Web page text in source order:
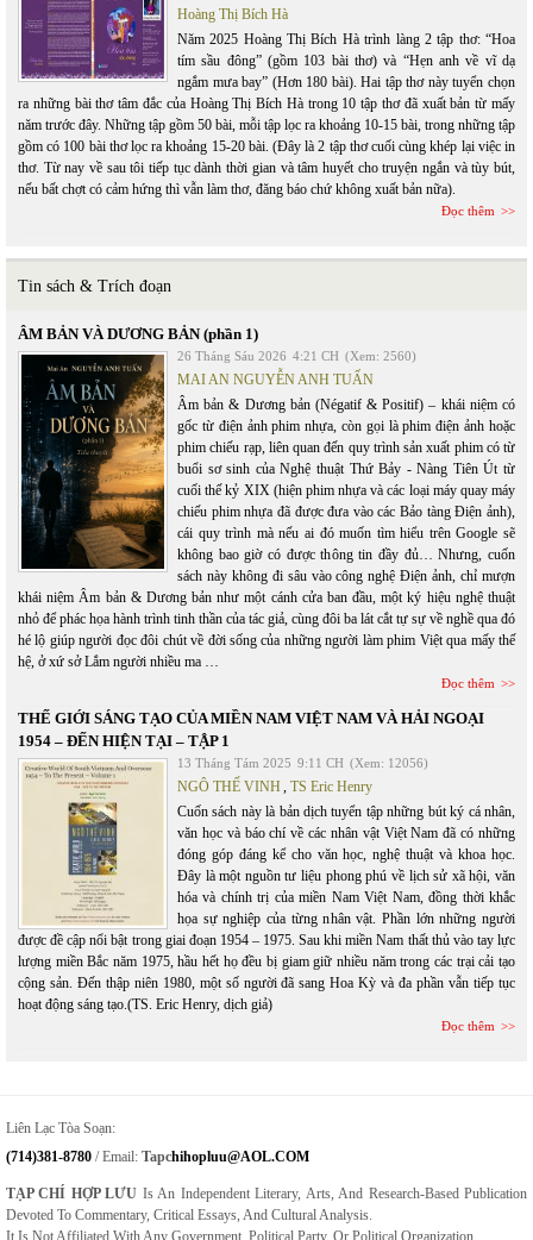
Hoàng Thị Bích Hà
Năm 2025 Hoàng Thị Bích Hà trình làng 2 tập thơ: “Hoa
tím sầu đông” (gồm 103 bài thơ) và “Hẹn anh về vĩ dạ
ngắm mưa bay” (Hơn 180 bài). Hai tập thơ này tuyển chọn
ra những bài thơ tâm đắc của Hoàng Thị Bích Hà trong 10 tập thơ đã xuất bản từ mấy
năm trước đây. Những tập gồm 50 bài, mỗi tập lọc ra khoảng 10-15 bài, trong những tập
gồm có 100 bài thơ lọc ra khoảng 15-20 bài. (Đây là 2 tập thơ cuối cùng khép lại việc in
thơ. Từ nay về sau tôi tiếp tục dành thời gian và tâm huyết cho truyện ngắn và tùy bút,
nếu bất chợt có cảm hứng thì vẫn làm thơ, đăng báo chứ không xuất bản nữa).
Đọc thêm
Tin sách & Trích đoạn
ÂM BẢN VÀ DƯƠNG BẢN (phần 1)
26 Tháng Sáu 2026 4:21 CH (Xem: 2560)
MAI AN NGUYỄN ANH TUẤN
Âm bản & Dương bản (Négatif & Positif) – khái niệm có
gốc từ điện ảnh phim nhựa, còn gọi là phim điện ảnh hoặc
phim chiếu rạp, liên quan đến quy trình sản xuất phim có từ
buổi sơ sinh của Nghệ thuật Thứ Bảy - Nàng Tiên Út từ
cuối thế kỷ XIX (hiện phim nhựa và các loại máy quay máy
chiếu phim nhựa đã được đưa vào các Bảo tàng Điện ảnh),
cái quy trình mà nếu ai đó muốn tìm hiểu trên Google sẽ
không bao giờ có được thông tin đầy đủ… Nhưng, cuốn
sách này không đi sâu vào công nghệ Điện ảnh, chỉ mượn
khái niệm Âm bản & Dương bản như một cánh cửa ban đầu, một ký hiệu nghệ thuật
nhỏ để phác họa hành trình tinh thần của tác giả, cùng đôi ba lát cắt tự sự về nghề qua đó
hé lộ giúp người đọc đôi chút về đời sống của những người làm phim Việt qua mấy thế
hệ, ở xứ sở Lắm người nhiều ma …
Đọc thêm
THẾ GIỚI SÁNG TẠO CỦA MIỀN NAM VIỆT NAM VÀ HẢI NGOẠI
1954 – ĐẾN HIỆN TẠI – TẬP 1
13 Tháng Tám 2025 9:11 CH (Xem: 12056)
NGÔ THẾ VINH, TS Eric Henry
Cuốn sách này là bản dịch tuyển tập những bút ký cá nhân,
văn học và báo chí về các nhân vật Việt Nam đã có những
đóng góp đáng kể cho văn học, nghệ thuật và khoa học.
Đây là một nguồn tư liệu phong phú về lịch sử xã hội, văn
hóa và chính trị của miền Nam Việt Nam, đồng thời khắc
họa sự nghiệp của từng nhân vật. Phần lớn những người
được đề cập nổi bật trong giai đoạn 1954 – 1975. Sau khi miền Nam thất thủ vào tay lực
lượng miền Bắc năm 1975, hầu hết họ đều bị giam giữ nhiều năm trong các trại cải tạo
cộng sản. Đến thập niên 1980, một số người đã sang Hoa Kỳ và đa phần vẫn tiếp tục
hoạt động sáng tạo.(TS. Eric Henry, dịch giả)
Đọc thêm
Liên Lạc Tòa Soạn:
(714)381-8780 / Email: TapcHihopluu@AOL.COM
TẠP CHÍ HỢP LƯU Is An Independent Literary, Arts, And Research-Based Publication
Devoted To Commentary, Critical Essays, And Cultural Analysis.